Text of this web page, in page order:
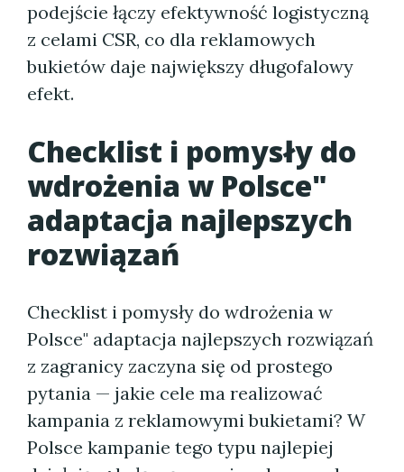
podejście łączy efektywność logistyczną
z celami CSR, co dla reklamowych
bukietów daje największy długofalowy
efekt.
Checklist i pomysły do
wdrożenia w Polsce"
adaptacja najlepszych
rozwiązań
Checklist i pomysły do wdrożenia w
Polsce" adaptacja najlepszych rozwiązań
z zagranicy zaczyna się od prostego
pytania — jakie cele ma realizować
kampania z reklamowymi bukietami? W
Polsce kampanie tego typu najlepiej